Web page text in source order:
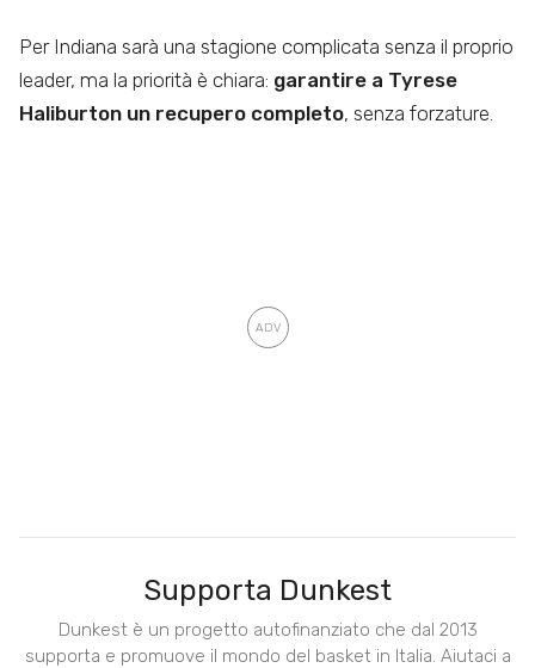
Per Indiana sarà una stagione complicata senza il proprio
leader, ma la priorità è chiara: garantire a Tyrese
Haliburton un recupero completo, senza forzature.
Supporta Dunkest
Dunkest è un progetto autofinanziato che dal 2013
supporta e promuove il mondo del basket in Italia. Aiutaci a